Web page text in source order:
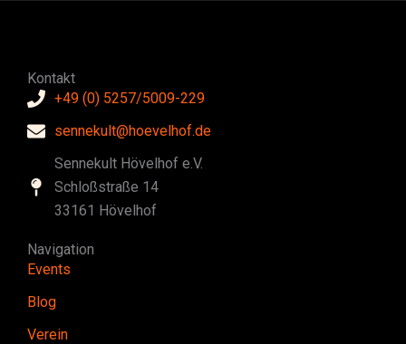
Kontakt
+49 (0) 5257/5009-229
sennekult@hoevelhof.de
Sennekult Hövelhof e.V.
Schloßstraße 14
33161 Hövelhof
Navigation
Events
Blog
Verein